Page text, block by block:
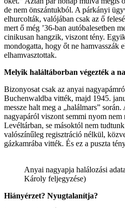
de nem önszántukból. A párkányi
elhurcolták, valójában csak az ő
mert ő még ’36-ban autóbalesetben
cinikusan hangzik, viszont tény.
mondogatta, hogy őt ne hamvasszák
elhamvasztottak.
Melyik haláltáborban végezték a
Bizonyosat csak az anyai
Buchenwaldba vitték, majd 1945.
messze halt meg a „halálmars”
nagyapáról viszont semmi nyom nem
Levéltárban, se másoktól nem
valószínűleg regisztráció nélkül,
gázkamrába vitték. És ez a puszta
Anyai nagyapja halálozási
Károly feljegyzése)
Hiányérzet? Nyugtalanítja?